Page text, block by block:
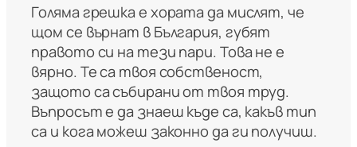
Голяма грешка е хората да мислят, че
щом се върнат в България, губят
правото си на тези пари. Това не е
вярно. Те са твоя собственост,
защото са събирани от твоя труд.
Въпросът е да знаеш къде са, какъв тип
са и кога можеш законно да ги получиш.